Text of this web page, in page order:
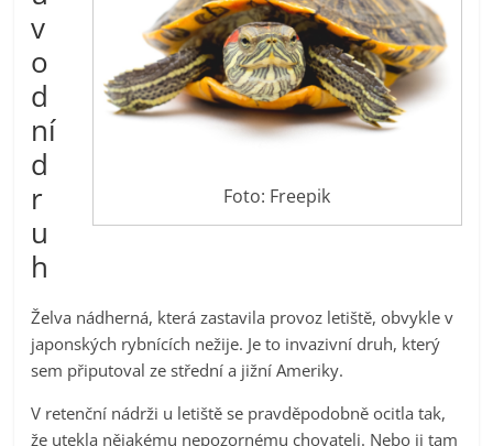
Foto: Freepik
v
o
d
ní
d
r
u
h
Želva nádherná, která zastavila provoz letiště, obvykle v
japonských rybnících nežije. Je to invazivní druh, který
sem připutoval ze střední a jižní Ameriky.
V retenční nádrži u letiště se pravděpodobně ocitla tak,
že utekla nějakému nepozornému chovateli. Nebo ji tam